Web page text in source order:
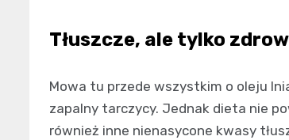
Tłuszcze, ale tylko
Mowa tu przede wszystkim o oleju
zapalny tarczycy. Jednak dieta nie
również inne nienasycone kwasy